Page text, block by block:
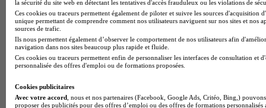
BTS Sp3s en alternance
Master CCA en alternance
BTS Ndrc en alternance
BTS Sam en alternance
Cap Fleuriste en alternance
BTS Sio en alternance
MSc Marketing Digital en alternance
BTS Gpme en alternance
Cap Electricien en alternance
BTS Gpn en alternance
la sécurité du site web en détectant les tentatives d'accès frauduleux ou les violations de
Ces cookies ou traceurs permettent également de piloter et suivre les sources d'acquisition
unique permettant de comprendre comment nos utilisateurs naviguent sur nos sites et nos
sources de trafic.
Ils nous permettent également d’observer le comportement de nos utilisateurs afin
navigation dans nos sites beaucoup plus rapide et fluide.
Ces cookies ou traceurs permettent enfin de personnaliser les interfaces de consultation et
personnalisée des offres d'emploi ou de formations proposées.
Cookies publicitaires
Avec votre accord , nous et nos partenaires (Facebook, Google Ads, Critéo, Bing,)
proposer des publicités pour des offres d’emploi ou des offres de formations